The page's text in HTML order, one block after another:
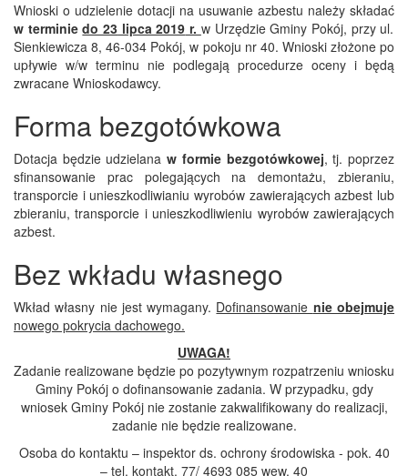
Wnioski o udzielenie dotacji na usuwanie azbestu należy składać
w terminiedo 23 lipca 2019 r. w Urzędzie Gminy Pokój, przy ul.
Sienkiewicza 8, 46-034 Pokój, w pokoju nr 40. Wnioski złożone po
upływie w/w terminu nie podlegają procedurze oceny i będą
zwracane Wnioskodawcy.
Forma bezgotówkowa
Dotacja będzie udzielanaw formie bezgotówkowej, tj. poprzez
sfinansowanie prac polegających na demontażu, zbieraniu,
transporcie i unieszkodliwianiu wyrobów zawierających azbest lub
zbieraniu, transporcie i unieszkodliwieniu wyrobów zawierających
azbest.
Bez wkładu własnego
Wkład własny nie jest wymagany. Dofinansowanie nie obejmuje
nowego pokrycia dachowego.
UWAGA!
Zadanie realizowane będzie po pozytywnym rozpatrzeniu wniosku
Gminy Pokój o dofinansowanie zadania. W przypadku, gdy
wniosek Gminy Pokój nie zostanie zakwalifikowany do realizacji,
zadanie nie będzie realizowane.
Osoba do kontaktu – inspektor ds. ochrony środowiska - pok. 40
– tel. kontakt. 77/ 4693 085 wew. 40